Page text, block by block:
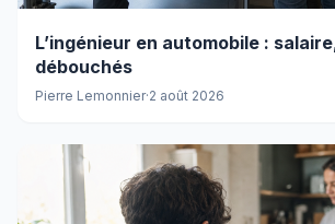
L’ingénieur en automobile :
débouchés
Pierre Lemonnier·2 août 2026